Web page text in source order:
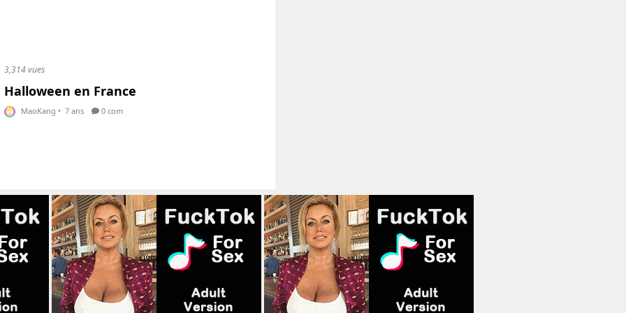
3,314 vues
Halloween en France
MaoKang • 7 ans 0 com